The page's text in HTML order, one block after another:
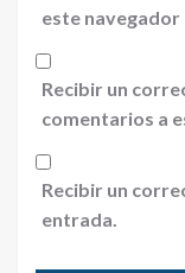
este navegador
Recibir un
comentarios a
Recibir un
entrada.